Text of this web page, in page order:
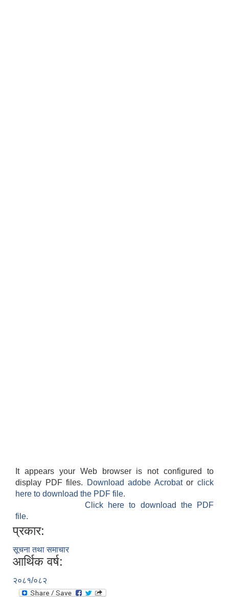
It appears your Web browser is not configured to
display PDF files.
Download adobe Acrobatorclick
here to download the PDF file.
Click here to download the PDF
file.
प्रकार:
सूचना तथा समाचार
आर्थिक वर्ष:
२०८१/०८२